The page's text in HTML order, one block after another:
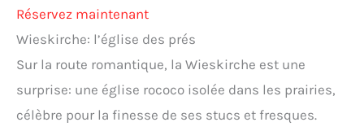
Réservez maintenant
Wieskirche: l’église des prés
Sur la route romantique, la Wieskirche est une
surprise: une église rococo isolée dans les prairies,
célèbre pour la finesse de ses stucs et fresques.